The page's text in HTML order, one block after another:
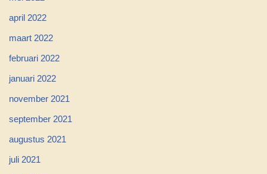
april 2022
maart 2022
februari 2022
januari 2022
november 2021
september 2021
augustus 2021
juli 2021